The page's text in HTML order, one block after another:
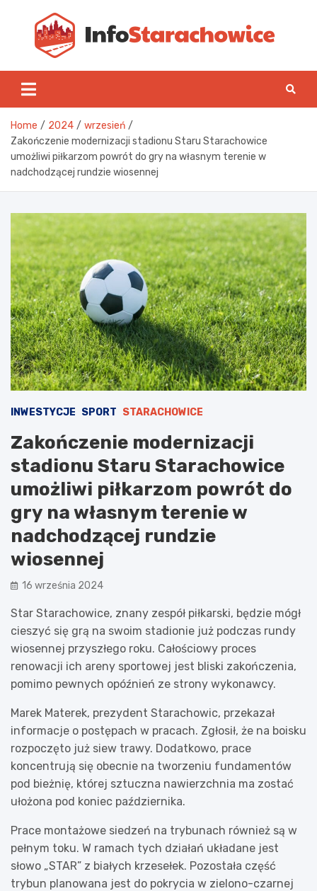
content
Home 2024
wrzesień
Zakończenie modernizacji stadionu Staru Starachowice
umożliwi piłkarzom powrót do gry na własnym terenie w
nadchodzącej rundzie wiosennej
INWESTYCJE SPORT STARACHOWICE
Zakończenie modernizacji
stadionu Staru Starachowice
umożliwi piłkarzom powrót do
gry na własnym terenie w
nadchodzącej rundzie
wiosennej
16 września 2024
Star Starachowice, znany zespół piłkarski, będzie mógł
cieszyć się grą na swoim stadionie już podczas rundy
wiosennej przyszłego roku. Całościowy proces
renowacji ich areny sportowej jest bliski zakończenia,
pomimo pewnych opóźnień ze strony wykonawcy.
Marek Materek, prezydent Starachowic, przekazał
informacje o postępach w pracach. Zgłosił, że na boisku
rozpoczęto już siew trawy. Dodatkowo, prace
koncentrują się obecnie na tworzeniu fundamentów
pod bieżnię, której sztuczna nawierzchnia ma zostać
ułożona pod koniec października.
Prace montażowe siedzeń na trybunach również są w
pełnym toku. W ramach tych działań układane jest
słowo „STAR” z białych krzesełek. Pozostała część
trybun planowana jest do pokrycia w zielono-czarnej